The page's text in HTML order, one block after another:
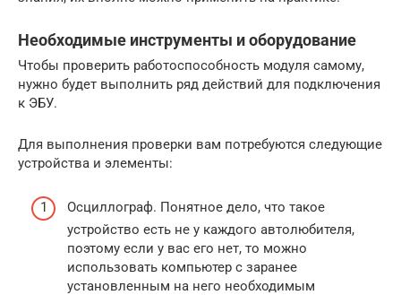
Необходимые инструменты и оборудование
Чтобы проверить работоспособность модуля самому,
нужно будет выполнить ряд действий для подключения
к ЭБУ.
Для выполнения проверки вам потребуются следующие
устройства и элементы:
Осциллограф. Понятное дело, что такое
устройство есть не у каждого автолюбителя,
поэтому если у вас его нет, то можно
использовать компьютер с заранее
установленным на него необходимым